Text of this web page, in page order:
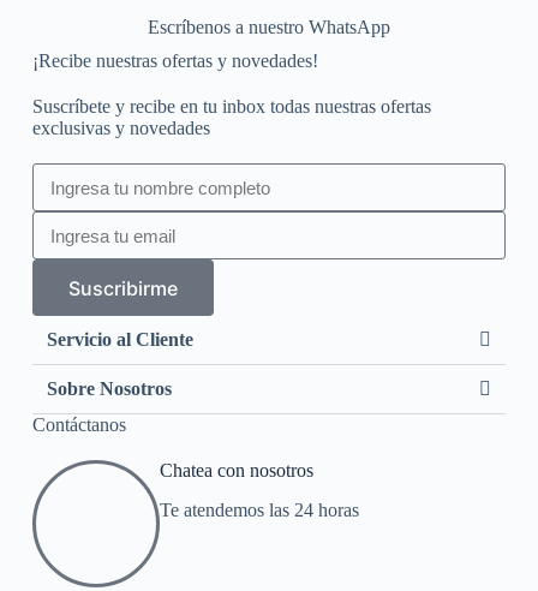
Escríbenos a nuestro WhatsApp
¡Recibe nuestras ofertas y novedades!
Suscríbete y recibe en tu inbox todas nuestras ofertas
exclusivas y novedades
Suscribirme
Servicio al Cliente
Sobre Nosotros
Contáctanos
Chatea con nosotros
Te atendemos las 24 horas